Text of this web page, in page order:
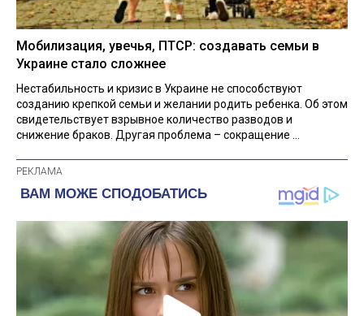
Мобилизация, увечья, ПТСР: создавать семьи в
Украине стало сложнее
Нестабильность и кризис в Украине не способствуют
созданию крепкой семьи и желании родить ребенка. Об этом
свидетельствует взрывное количество разводов и
снижение браков. Другая проблема – сокращение ...